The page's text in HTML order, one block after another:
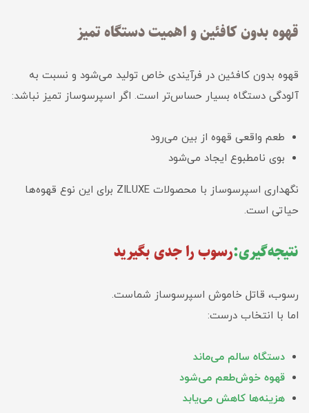
قهوه بدون کافئین و اهمیت دستگاه تمیز
قهوه بدون کافئین در فرآیندی خاص تولید می‌شود و نسبت به
آلودگی دستگاه بسیار حساس‌تر است. اگر اسپرسوساز تمیز نباشد:
طعم واقعی قهوه از بین می‌رود
بوی نامطبوع ایجاد می‌شود
نگهداری اسپرسوساز با محصولات ZILUXE برای این نوع قهوه‌ها
حیاتی است.
نتیجه‌گیری:رسوب را جدی بگیرید
رسوب، قاتل خاموش اسپرسوساز شماست.
اما با انتخاب درست:
دستگاه سالم می‌ماند
قهوه خوش‌طعم می‌شود
هزینه‌ها کاهش می‌یابد